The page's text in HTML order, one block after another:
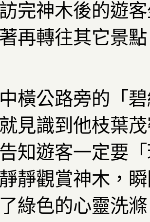
完神木後的遊
再轉往其它景
橫公路旁的「
見識到他枝葉
知遊客一定要
靜觀賞神木，
綠色的心靈洗